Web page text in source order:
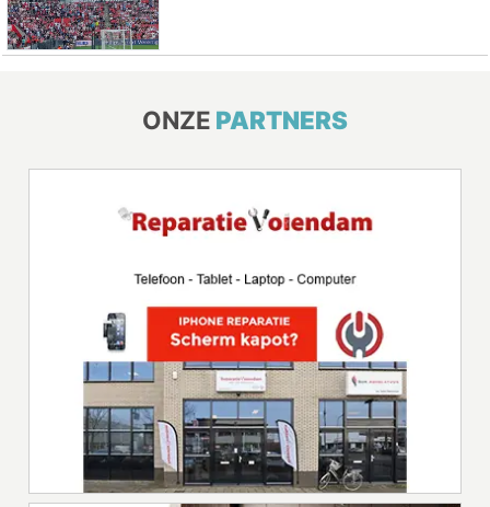
ONZE PARTNERS